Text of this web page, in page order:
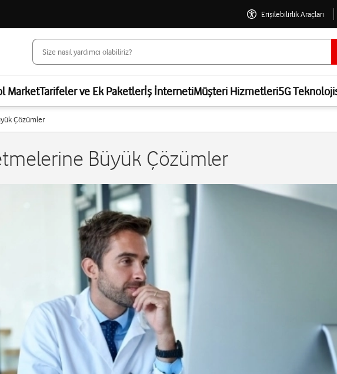
Erişilebilirlik Araçları
MarketTarifeler ve Ek Paketlerİş İnternetiMüşteri Hizmetleri5G
Çözümler
Büyük Çözümler